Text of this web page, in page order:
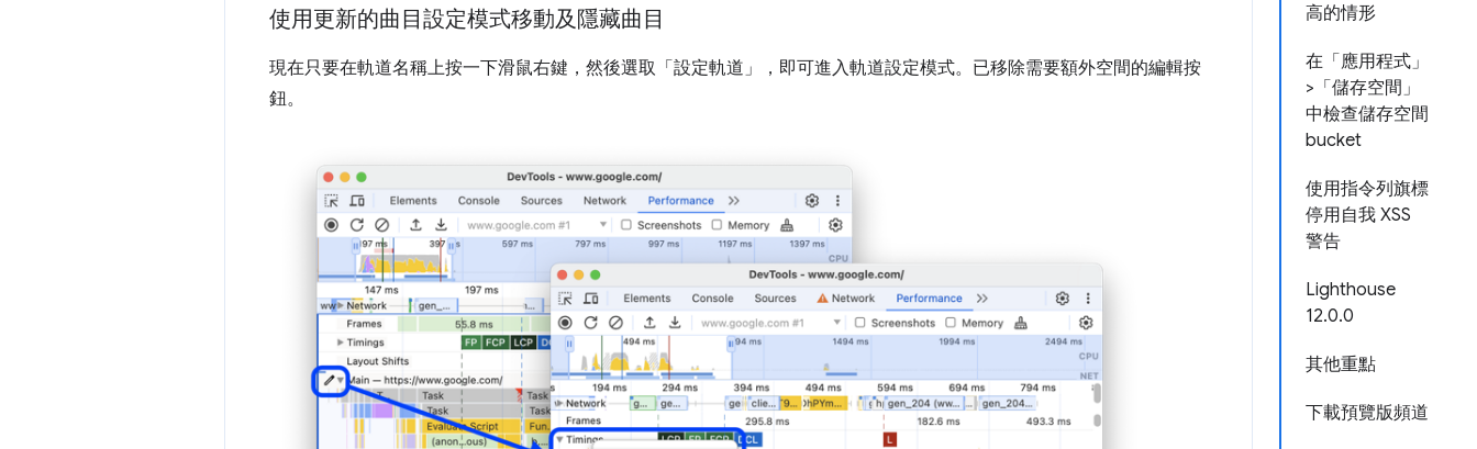
高的情形
在「應用程式」
>「儲存空間」
中檢查儲存空間
bucket
使用指令列旗標
停用自我 XSS
警告
Lighthouse
12.0.0
其他重點
下載預覽版頻道
使用更新的曲目設定模式移動及隱藏曲目
現在只要在軌道名稱上按一下滑鼠右鍵，然後選取「設定軌道」
，即可進入軌道設定模式。已移除需要額外空間的編輯按
鈕。